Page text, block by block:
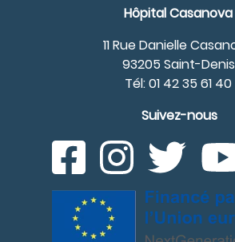
Hôpital Casanova
11 Rue Danielle
93205 Saint-Denis
Tél: 01 42 35 61 40
Suivez-nous